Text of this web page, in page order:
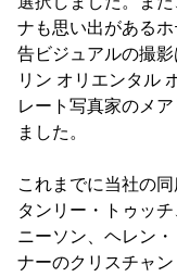
ナも思い出がある
告ビジュアルの撮
リン オリエンタル
レート写真家のメ
ました。
これまでに当社の
タンリー・トゥッ
ニーソン、ヘレン
ナーのクリスチャ